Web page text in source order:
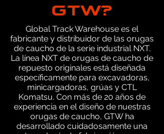
GTW?
Global Track Warehouse es el
fabricante y distribuidor de las orugas
de caucho de la serie industrial NXT.
La línea NXT de orugas de caucho de
repuesto originales está diseñada
específicamente para excavadoras,
minicargadoras, grúas y CTL
Komatsu. Con más de 20 años de
experiencia en el diseño de nuestras
orugas de caucho, GTW ha
desarrollado cuidadosamente una